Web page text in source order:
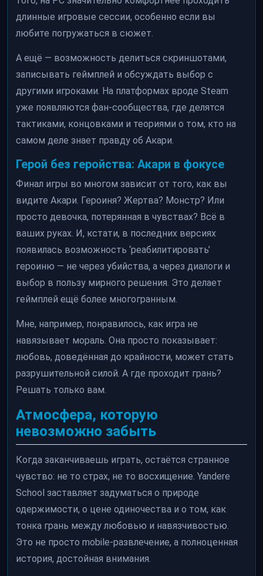
длинные игровые сессии, особенно если вы
любите погружаться в сюжет.
А ещё — возможность делиться скриншотами,
записывать геймплей и обсуждать выбор с
другими игроками. На платформах вроде Steam
уже появляются фан-сообщества, где делятся
тактиками, концовками и теориями о том, кто на
самом деле знает правду об Акари.
Герой без геройства: Акари в фокусе
Финал игры во многом зависит от того, как вы
видите Акари. Героиня? Жертва? Монстр? Или
просто девочка, потерянная в чувствах? Всё в
ваших руках. И, кстати, в последних версиях
появилась возможность ‘реабилитировать’
героиню — не через убийства, а через диалоги и
выбор в пользу мирного решения. Это делает
геймплей ещё более многогранным.
Мне, например, понравилось, как игра не
навязывает мораль. Она просто показывает:
любовь, доведённая до крайности, может стать
разрушительной силой. А где проходит грань?
Решать только вам.
Атмосфера, которую
невозможно забыть
Когда заканчиваешь играть, остаётся странное
чувство: не то страх, не то восхищение. Yandere
School заставляет задуматься о природе
одержимости, о цене одиночества и о том, как
тонка грань между любовью и навязчивостью.
Это не просто mobile-развлечение, а полноценная
история, достойная внимания.